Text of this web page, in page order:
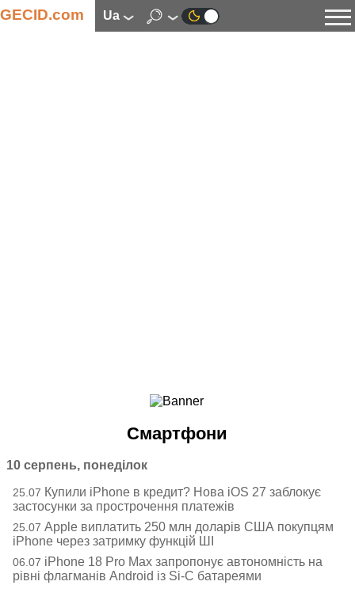
GECID.com ua
Смартфони
Периферія
Автоелектроніка
Ігри
Смартфони
10 серпень, понеділок
25.07 Купили iPhone в кредит? Нова iOS 27 заблокує
застосунки за прострочення платежів
25.07 Apple виплатить 250 млн доларів США покупцям
iPhone через затримку функцій ШІ
06.07 iPhone 18 Pro Max запропонує автономність на
рівні флагманів Android із Si-C батареями